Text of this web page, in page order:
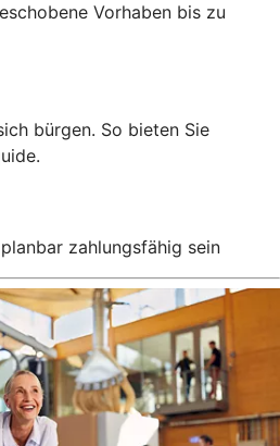
Vorhaben bis zu
bürgen. So bieten Sie
zahlungsfähig sein